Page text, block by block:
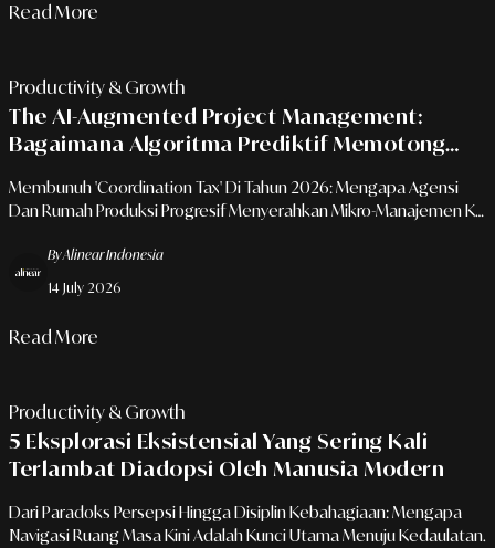
Read More
Productivity & Growth
The AI-Augmented Project Management:
Bagaimana Algoritma Prediktif Memotong
Membunuh 'Coordination Tax' Di Tahun 2026: Mengapa Agensi
Dan Rumah Produksi Progresif Menyerahkan Mikro-Manajemen Ke
KreatifBy Alinear Indonesia
14 July 2026
Read More
Productivity & Growth
5 Eksplorasi Eksistensial Yang Sering Kali
Terlambat Diadopsi Oleh Manusia Modern
Dari Paradoks Persepsi Hingga Disiplin Kebahagiaan: Mengapa
Navigasi Ruang Masa Kini Adalah Kunci Utama Menuju Kedaulatan.